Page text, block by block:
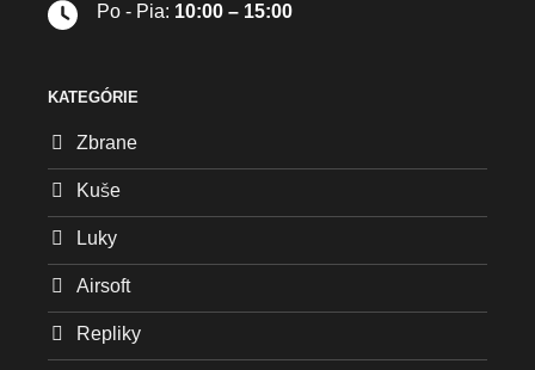
Po - Pia: 10:00 – 15:00
KATEGÓRIE
Zbrane
Kuše
Luky
Airsoft
Repliky